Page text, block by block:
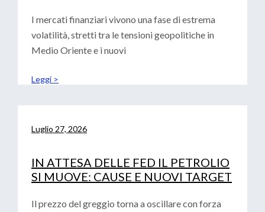
I mercati finanziari vivono una fase di estrema
volatilità, stretti tra le tensioni geopolitiche in
Medio Oriente e i nuovi
Leggi >
Luglio 27, 2026
IN ATTESA DELLE FED IL PETROLIO
SI MUOVE: CAUSE E NUOVI TARGET
Il prezzo del greggio torna a oscillare con forza